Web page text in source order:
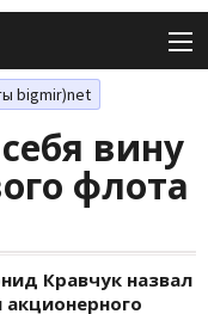
bigmir)net
вину
флота
Кравчук назвал